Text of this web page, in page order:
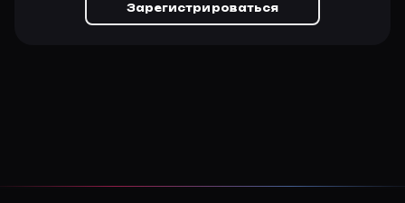
Зарегистрироваться